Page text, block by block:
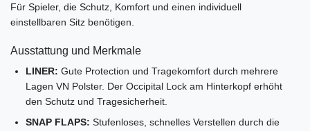
Für Spieler, die Schutz, Komfort und einen individuell
einstellbaren Sitz benötigen.
Ausstattung und Merkmale
LINER: Gute Protection und Tragekomfort durch mehrere
Lagen VN Polster. Der Occipital Lock am Hinterkopf erhöht
den Schutz und Tragesicherheit.
SNAP FLAPS: Stufenloses, schnelles Verstellen durch die